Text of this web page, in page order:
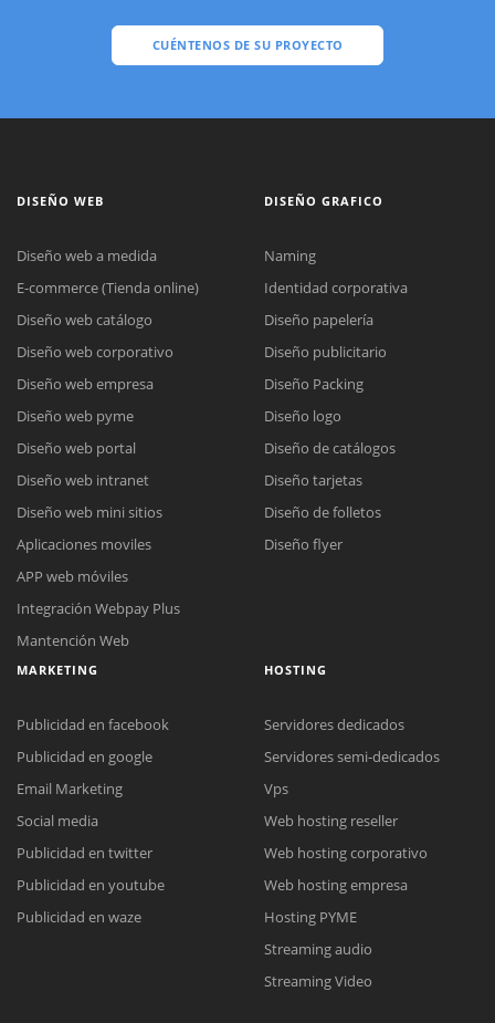
CUÉNTENOS DE SU PROYECTO
Reunión online
Nuestros ejecutivos le enviarán un correo electrónico con el enlace a
Meet para la reunión online.
Cotización
Todos nuestros ejecutivos están fuera de línea. Complete el formulario
DISEÑO WEB
Diseño web a medida
E-commerce (Tienda online)
Diseño web catálogo
Diseño web corporativo
Diseño web empresa
Diseño web pyme
Diseño web portal
Diseño web intranet
Diseño web mini sitios
Aplicaciones moviles
APP web móviles
Integración Webpay Plus
Mantención Web
DISEÑO GRAFICO
Naming
Identidad corporativa
Diseño papelería
Diseño publicitario
Diseño Packing
Diseño logo
Diseño de catálogos
Diseño tarjetas
Diseño de folletos
Diseño flyer
MARKETING
Publicidad en facebook
Publicidad en google
Email Marketing
Social media
Publicidad en twitter
Publicidad en youtube
Publicidad en waze
HOSTING
Servidores dedicados
Servidores semi-dedicados
Vps
Web hosting reseller
Web hosting corporativo
Web hosting empresa
Hosting PYME
Streaming audio
Streaming Video